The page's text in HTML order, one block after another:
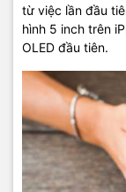
từ việc lần đầu
hình 5 inch trên
OLED đầu tiên.